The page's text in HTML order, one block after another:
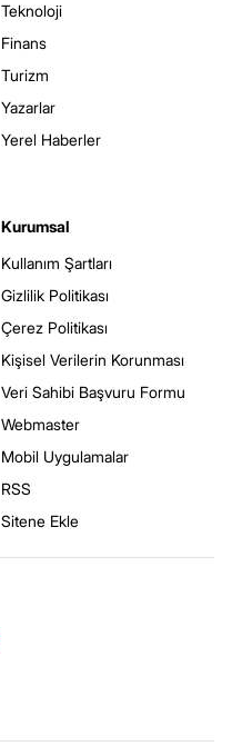
Teknoloji
Finans
Turizm
Yazarlar
Yerel Haberler
Kurumsal
Kullanım Şartları
Gizlilik Politikası
Çerez Politikası
Kişisel Verilerin Korunması
Veri Sahibi Başvuru Formu
Webmaster
Mobil Uygulamalar
RSS
Sitene Ekle